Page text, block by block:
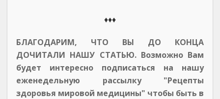
♦♦♦
БЛАГОДАРИМ, ЧТО ВЫ ДО КОНЦА
ДОЧИТАЛИ НАШУ СТАТЬЮ. Возможно Вам
будет интересно подписаться на нашу
еженедельную рассылку "Рецепты
здоровья мировой медицины" чтобы быть в